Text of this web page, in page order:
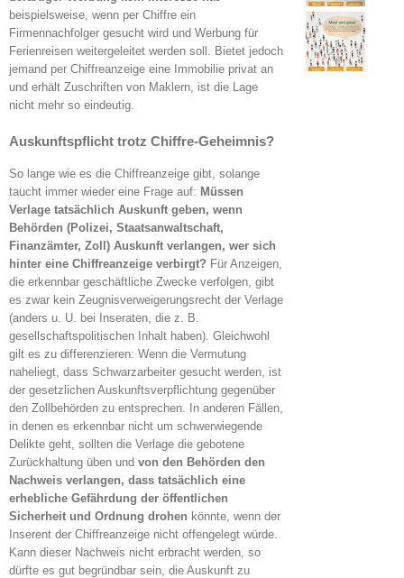
beispielsweise, wenn per Chiffre ein
Firmennachfolger gesucht wird und Werbung für
Ferienreisen weitergeleitet werden soll. Bietet jedoch
jemand per Chiffreanzeige eine Immobilie privat an
und erhält Zuschriften von Maklern, ist die Lage
nicht mehr so eindeutig.
Auskunftspflicht trotz Chiffre-Geheimnis?
So lange wie es die Chiffreanzeige gibt, solange
taucht immer wieder eine Frage auf: Müssen
Verlage tatsächlich Auskunft geben, wenn
Behörden (Polizei, Staatsanwaltschaft,
Finanzämter, Zoll) Auskunft verlangen, wer sich
hinter eine Chiffreanzeige verbirgt? Für Anzeigen,
die erkennbar geschäftliche Zwecke verfolgen, gibt
es zwar kein Zeugnisverweigerungsrecht der Verlage
(anders u. U. bei Inseraten, die z. B.
gesellschaftspolitischen Inhalt haben). Gleichwohl
gilt es zu differenzieren: Wenn die Vermutung
naheliegt, dass Schwarzarbeiter gesucht werden, ist
der gesetzlichen Auskunftsverpflichtung gegenüber
den Zollbehörden zu entsprechen. In anderen Fällen,
in denen es erkennbar nicht um schwerwiegende
Delikte geht, sollten die Verlage die gebotene
Zurückhaltung üben und von den Behörden den
Nachweis verlangen, dass tatsächlich eine
erhebliche Gefährdung der öffentlichen
Sicherheit und Ordnung drohen könnte, wenn der
Inserent der Chiffreanzeige nicht offengelegt würde.
Kann dieser Nachweis nicht erbracht werden, so
dürfte es gut begründbar sein, die Auskunft zu